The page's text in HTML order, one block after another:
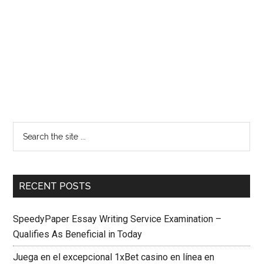
RECENT POSTS
SpeedyPaper Essay Writing Service Examination –
Qualifies As Beneficial in Today
Juega en el excepcional 1xBet casino en línea en